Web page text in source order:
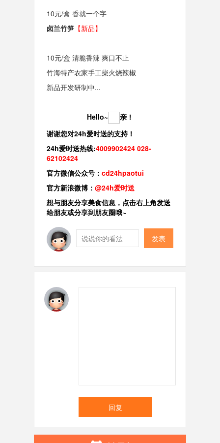
10元/盒 香就一个字
卤兰竹笋【新品】
10元/盒 清脆香辣 爽口不止
竹海特产农家手工柴火烧辣椒
新品开发研制中...
Hello~
亲！
谢谢您对24h爱时送的支持！
24h爱时送热线:4009902424 028-
62102424
官方微信公众号： cd24hpaotui
官方新浪微博： @24h爱时送
想与朋友分享美食信息，点击右上角发送
给朋友或分享到朋友圈哦~
发表
回复